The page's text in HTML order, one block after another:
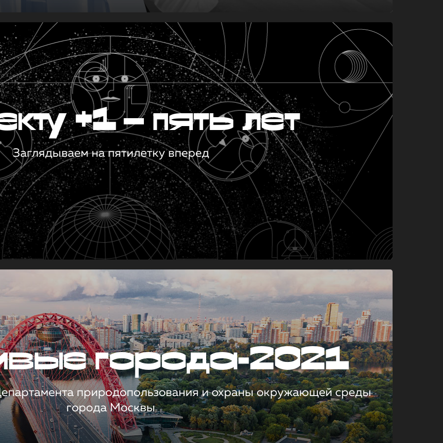
+1 — пять лет
Заглядываем на пятилетку вперед
города-2021
природопользования и охраны окружающей среды
города Москвы